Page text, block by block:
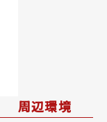
周辺環境